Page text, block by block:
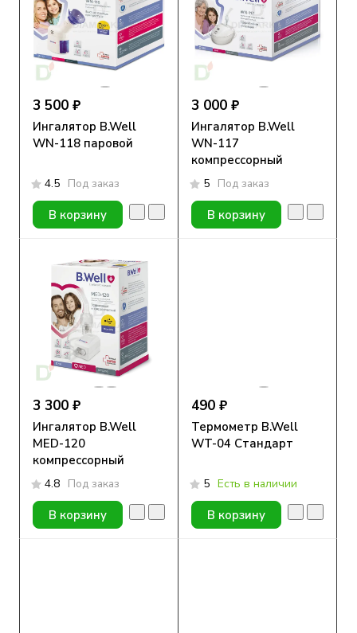
3 500 ₽
Ингалятор B.Well
WN-118 паровой
4.5 Под заказ
В корзину
3 000 ₽
Ингалятор B.Well
WN-117
компрессорный
5 Под заказ
В корзину
3 300 ₽
Ингалятор B.Well
MED-120
компрессорный
4.8 Под заказ
В корзину
490 ₽
Термометр B.Well
WT-04 Стандарт
5 Есть в наличии
В корзину